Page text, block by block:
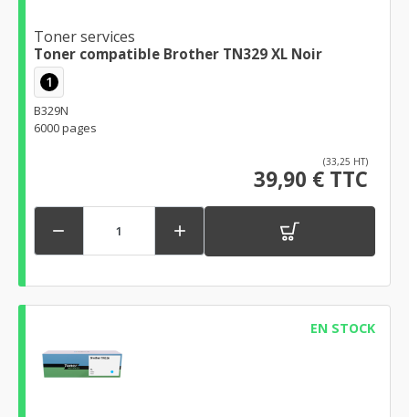
Toner services
Toner compatible Brother TN329 XL Noir
1
B329N
6000 pages
(33,25 HT)
39,90 € TTC
 
EN STOCK